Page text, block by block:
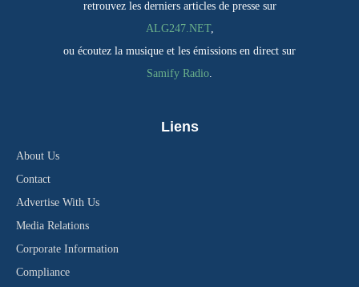
retrouvez les derniers articles de presse sur
ALG247.NET,
ou écoutez la musique et les émissions en direct sur
Samify Radio.
Liens
About Us
Contact
Advertise With Us
Media Relations
Corporate Information
Compliance